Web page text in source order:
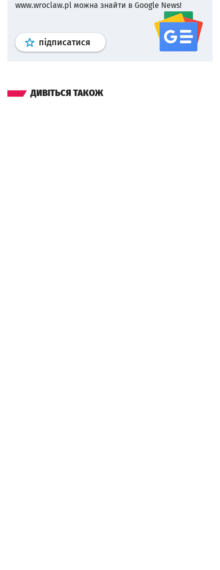
www.wroclaw.pl можна знайти в Google News!
підписатися Профіль google news
ДИВІТЬСЯ ТАКОЖ